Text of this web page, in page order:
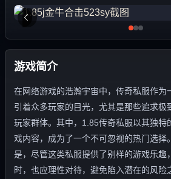
游戏简介
在网络游戏的浩瀚宇宙中，传奇私服作为
引着众多玩家的目光，尤其是那些追求极
玩家群体。其中，1.85传奇私服以其独特
戏内容，成为了一个不可忽视的热门选择
是，尽管这类私服提供了别样的游戏乐趣
时，也应理性对待，避免陷入潜在的风险